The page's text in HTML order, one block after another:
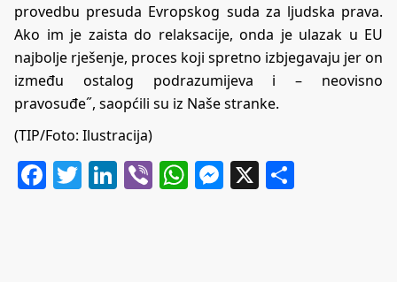
provedbu presuda Evropskog suda za ljudska prava.
Ako im je zaista do relaksacije, onda je ulazak u EU
najbolje rješenje, proces koji spretno izbjegavaju jer on
između ostalog podrazumijeva i – neovisno
pravosuđe˝, saopćili su iz Naše stranke.
(TIP/Foto: Ilustracija)
Facebook
Twitter
LinkedIn
ViberWhatsApp
Messenger
X